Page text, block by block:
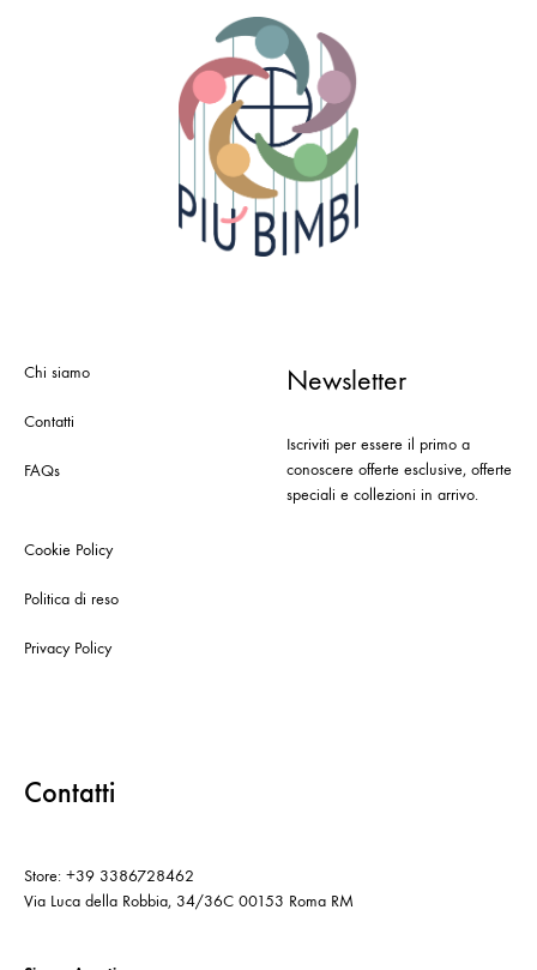
Chi siamo
Contatti
FAQs
Cookie Policy
Politica di reso
Privacy Policy
Newsletter
Iscriviti per essere il primo a
conoscere offerte esclusive, offerte
speciali e collezioni in arrivo.
Contatti
Store: +39 3386728462
Via Luca della Robbia, 34/36C 00153 Roma RM